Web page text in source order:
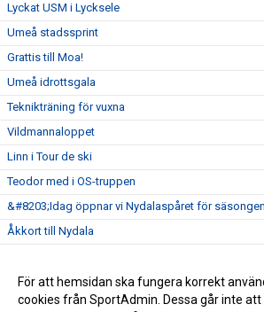
Lyckat USM i Lycksele
Umeå stadssprint
Grattis till Moa!
Umeå idrottsgala
Teknikträning för vuxna
Vildmannaloppet
Linn i Tour de ski
Teodor med i OS-truppen
&#8203;Idag öppnar vi Nydalaspåret för
Åkkort till Nydala
Vi söker ansvarig ledare för skidskolan
Träningsstart för alla ungdomsgrupper
För att hemsidan ska fungera korrekt
cookies från SportAdmin. Dessa går inte att